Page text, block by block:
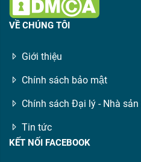
VỀ CHÚNG TÔI
Giới thiệu
Chính sách bảo mật
Chính sách Đại lý - Nhà
Tin tức
KẾT NỐI FACEBOOK